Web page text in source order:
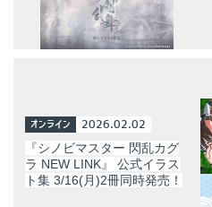
オンライン 2026.02.02
『シノビマスター 閃乱カグ
ラ NEW LINK』 公式イラス
ト集 3/16(月)2冊同時発売！